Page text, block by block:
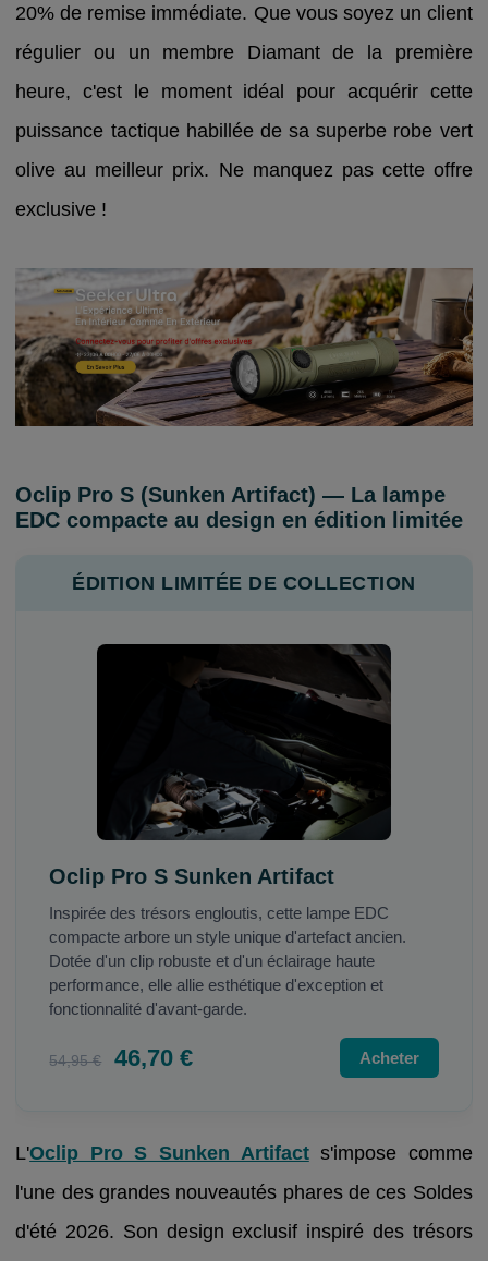
20% de remise immédiate. Que vous soyez un client
régulier ou un membre Diamant de la première
heure, c'est le moment idéal pour acquérir cette
puissance tactique habillée de sa superbe robe vert
olive au meilleur prix. Ne manquez pas cette offre
exclusive !
Oclip Pro S (Sunken Artifact) — La lampe
EDC compacte au design en édition limitée
ÉDITION LIMITÉE DE COLLECTION
Oclip Pro S Sunken Artifact
Inspirée des trésors engloutis, cette lampe EDC
compacte arbore un style unique d'artefact ancien.
Dotée d'un clip robuste et d'un éclairage haute
performance, elle allie esthétique d'exception et
fonctionnalité d'avant-garde.
54,95 € 46,70 € Acheter
L'Oclip Pro S Sunken Artifacts'impose comme
l'une des grandes nouveautés phares de ces Soldes
d'été 2026. Son design exclusif inspiré des trésors